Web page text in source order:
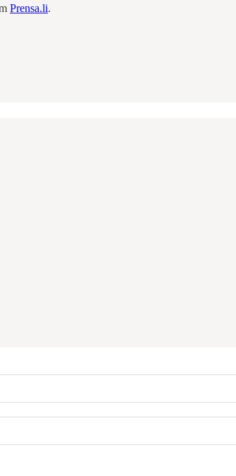
Prensa.li.